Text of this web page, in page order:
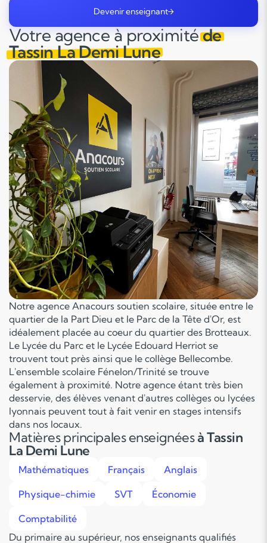
Votre agence à proximitéde
Tassin La Demi Lune
Notre agence Anacours soutien scolaire, située entre le
quartier de la Part Dieu et le Parc de la Tête d'Or, est
idéalement placée au coeur du quartier des Brotteaux.
Le Lycée du Parc et le Lycée Edouard Herriot se
trouvent tout près ainsi que le collège Bellecombe.
L'ensemble scolaire Fénelon/Trinité se trouve
également à proximité. Notre agence étant très bien
desservie, des élèves venant d'autres collèges ou lycées
lyonnais peuvent tout à fait venir en stages intensifs
dans nos locaux.
Matières principales enseignéesà Tassin
La Demi Lune
Mathématiques Français Anglais
Physique-chimie SVT Économie
Comptabilité
Du primaire au supérieur, nos enseignants qualifiés
Devenir enseignant